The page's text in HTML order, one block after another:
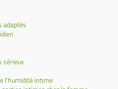
adaptés
sérieux
l’humidité intime